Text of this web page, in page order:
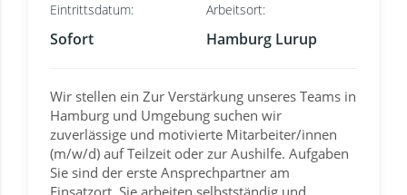
Eintrittsdatum:
Sofort
Arbeitsort:
Hamburg Lurup
Wir stellen ein Zur Verstärkung unseres Teams in
Hamburg und Umgebung suchen wir
zuverlässige und motivierte Mitarbeiter/innen
(m/w/d) auf Teilzeit oder zur Aushilfe. Aufgaben
Sie sind der erste Ansprechpartner am
Einsatzort. Sie arbeiten selbstständig und